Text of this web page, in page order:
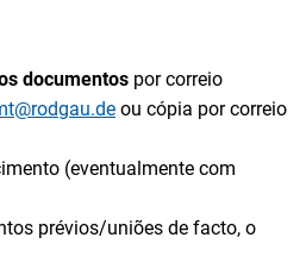
documentos por correio
ou cópia por correio
(eventualmente com
prévios/uniões de facto, o